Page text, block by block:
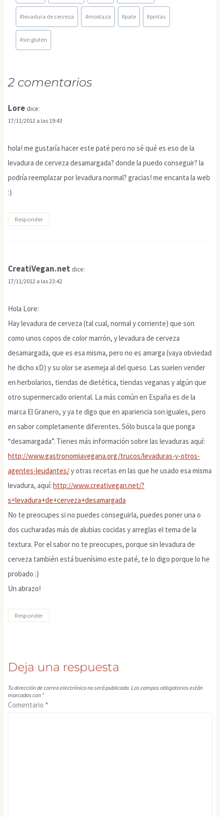
la
entrada:
#levadura de cerveza #mostaza #pate #pintas
#sin gluten
2 comentarios
Lore dice:
17/11/2012 a las 19:43
hola! me gustaría hacer este paté pero no sé qué es eso de la
levadura de cerveza desamargada? donde la puedo conseguir? la
podría reemplazar por levadura normal? gracias! me encanta la web
:)
Responder
CreatiVegan.net dice:
17/11/2012 a las 23:42
Hola Lore:
Hay levadura de cerveza (tal cual, normal y corriente) que son
como unos copos de color marrón, y levadura de cerveza
desamargada, que es esa misma, pero no es amarga (vaya obviedad
he dicho xD) y su olor se asemeja al del queso. Las suelen vender
en herbolarios, tiendas de dietética, tiendas veganas y algún que
otro supermercado oriental. La más común en España es de la
marca El Granero, y ya te digo que en apariencia son iguales, pero
en sabor completamente diferentes. Sólo busca la que ponga
“desamargada”. Tienes más información sobre las levaduras aquí:
http://www.gastronomiavegana.org/trucos/levaduras-y-otros-
agentes-leudantes/y otras recetas en las que he usado esa misma
levadura, aquí: http://www.creativegan.net/?
s=levadura+de+cerveza+desamargada
No te preocupes si no puedes conseguirla, puedes poner una o
dos cucharadas más de alubias cocidas y arreglas el tema de la
textura. Por el sabor no te preocupes, porque sin levadura de
cerveza también está buenísimo este paté, te lo digo porque lo he
probado :)
Un abrazo!
Responder
Deja una respuesta
Tu dirección de correo electrónico no será publicada. Los campos obligatorios están
marcados con *
Comentario *